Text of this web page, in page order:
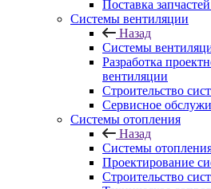
Поставка
Системы вентиляции
Назад
Системы
Разработка
вентиляции
Строительство
Сервисное
Системы отопления
Назад
Системы
Проектирование
Строительство